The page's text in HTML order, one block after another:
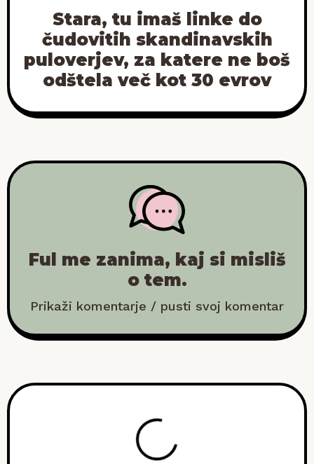
Stara, tu imaš linke do
čudovitih skandinavskih
puloverjev, za katere ne boš
odštela več kot 30 evrov
Ful me zanima, kaj si misliš
o tem.
Prikaži komentarje / pusti svoj komentar